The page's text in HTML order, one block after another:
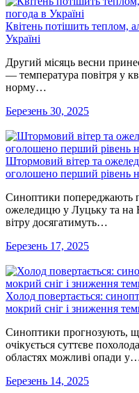
Квітень потішить теплом,
Україні
Другий місяць весни
— температура повітря у
норму…
Березень 30, 2025
Штормовий вітер та
оголошено перший рівень
Синоптики попереджають
ожеледицю у Луцьку та на
вітру досягатимуть…
Березень 17, 2025
Холод повертається:
мокрий сніг і зниження
Синоптики прогнозують,
очікується суттєве
областях можливі опади
Березень 14, 2025